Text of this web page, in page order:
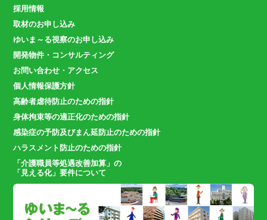
採用情報
取材のお申し込み
ゆいま～る視察のお申し込み
開発物件・コンサルティング
お問い合わせ・アクセス
個人情報保護方針
高齢者虐待防止のための指針
身体拘束等の適正化のための指針
感染症の予防及びまん延防止のための指針
ハラスメント防止のための指針
「介護職員等処遇改善加算」の
「見える化」要件について